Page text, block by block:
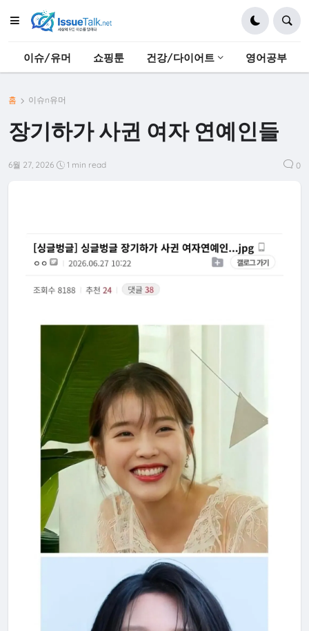
이슈/유머 쇼핑툰 건강/다이어트 영어공부
홈 이슈n유머
장기하가 사귄 여자 연예인들
6월 27, 2026 1 min read 0